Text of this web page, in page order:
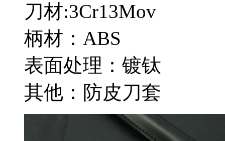
刀材:3Cr13Mov
柄材：ABS
表面处理：镀钛
其他：防皮刀套